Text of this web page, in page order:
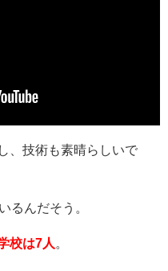
、技術も素晴らしいで
るんだそう。
校は7人